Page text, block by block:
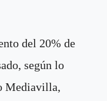
del 20% de
según lo
Mediavilla,